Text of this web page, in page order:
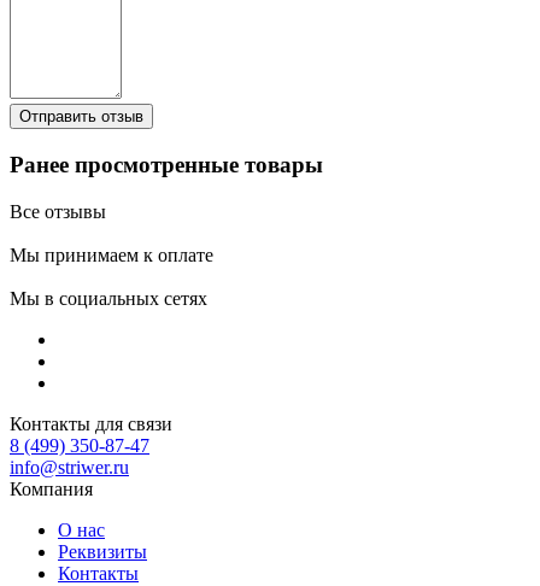
Ранее просмотренные товары
Все отзывы
Мы принимаем к оплате
Мы в социальных сетях
Контакты для связи
8 (499) 350-87-47
info@striwer.ru
Компания
О нас
Реквизиты
Контакты